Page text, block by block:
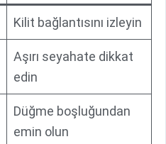
Kilit bağlantısını izleyin
Aşırı seyahate dikkat
edin
Düğme boşluğundan
emin olun